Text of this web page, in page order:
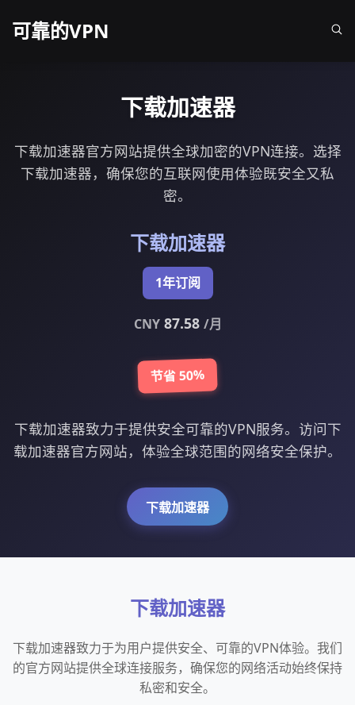
可靠的VPN
下载加速器
下载加速器官方网站提供全球加密的VPN连接。选择
下载加速器，确保您的互联网使用体验既安全又私
密。
下载加速器
1年订阅
CNY87.58 /月
节省 50%
下载加速器致力于提供安全可靠的VPN服务。访问下
载加速器官方网站，体验全球范围的网络安全保护。
下载加速器
下载加速器
下载加速器致力于为用户提供安全、可靠的VPN体验。我们
的官方网站提供全球连接服务，确保您的网络活动始终保持
私密和安全。